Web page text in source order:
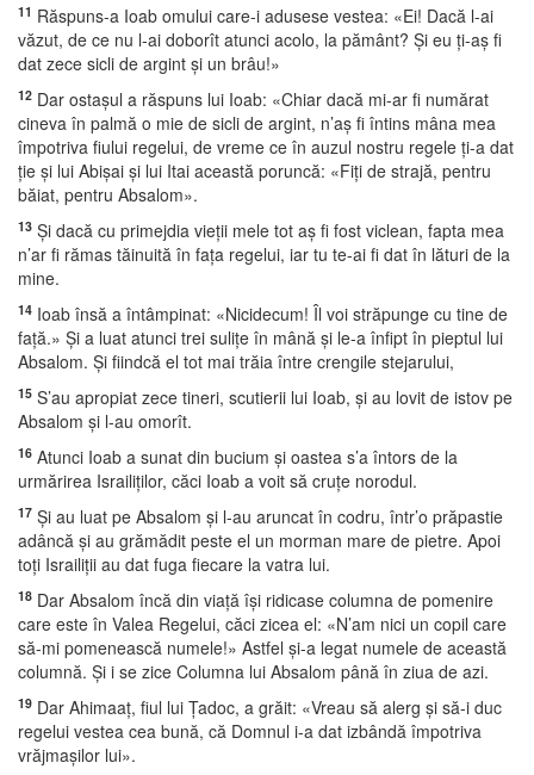
11 Răspuns-a Ioab omului care-i adusese vestea: «Ei! Dacă l-ai
văzut, de ce nu l-ai doborît atunci acolo, la pământ? Şi eu ţi-aş fi
dat zece sicli de argint şi un brâu!»
12 Dar ostaşul a răspuns lui Ioab: «Chiar dacă mi-ar fi numărat
cineva în palmă o mie de sicli de argint, n’aş fi întins mâna mea
împotriva fiului regelui, de vreme ce în auzul nostru regele ţi-a dat
ţie şi lui Abişai şi lui Itai această poruncă: «Fiţi de strajă, pentru
băiat, pentru Absalom».
13 Şi dacă cu primejdia vieţii mele tot aş fi fost viclean, fapta mea
n’ar fi rămas tăinuită în faţa regelui, iar tu te-ai fi dat în lături de la
mine.
14 Ioab însă a întâmpinat: «Nicidecum! Îl voi străpunge cu tine de
faţă.» Şi a luat atunci trei suliţe în mână şi le-a înfipt în pieptul lui
Absalom. Şi fiindcă el tot mai trăia între crengile stejarului,
15 S’au apropiat zece tineri, scutierii lui Ioab, şi au lovit de istov pe
Absalom şi l-au omorît.
16 Atunci Ioab a sunat din bucium şi oastea s’a întors de la
urmărirea Israiliţilor, căci Ioab a voit să cruţe norodul.
17 Şi au luat pe Absalom şi l-au aruncat în codru, într’o prăpastie
adâncă şi au grămădit peste el un morman mare de pietre. Apoi
toţi Israiliţii au dat fuga fiecare la vatra lui.
18 Dar Absalom încă din viaţă îşi ridicase columna de pomenire
care este în Valea Regelui, căci zicea el: «N’am nici un copil care
să-mi pomenească numele!» Astfel şi-a legat numele de această
columnă. Şi i se zice Columna lui Absalom până în ziua de azi.
19 Dar Ahimaaţ, fiul lui Ţadoc, a grăit: «Vreau să alerg şi să-i duc
regelui vestea cea bună, că Domnul i-a dat izbândă împotriva
vrăjmaşilor lui».